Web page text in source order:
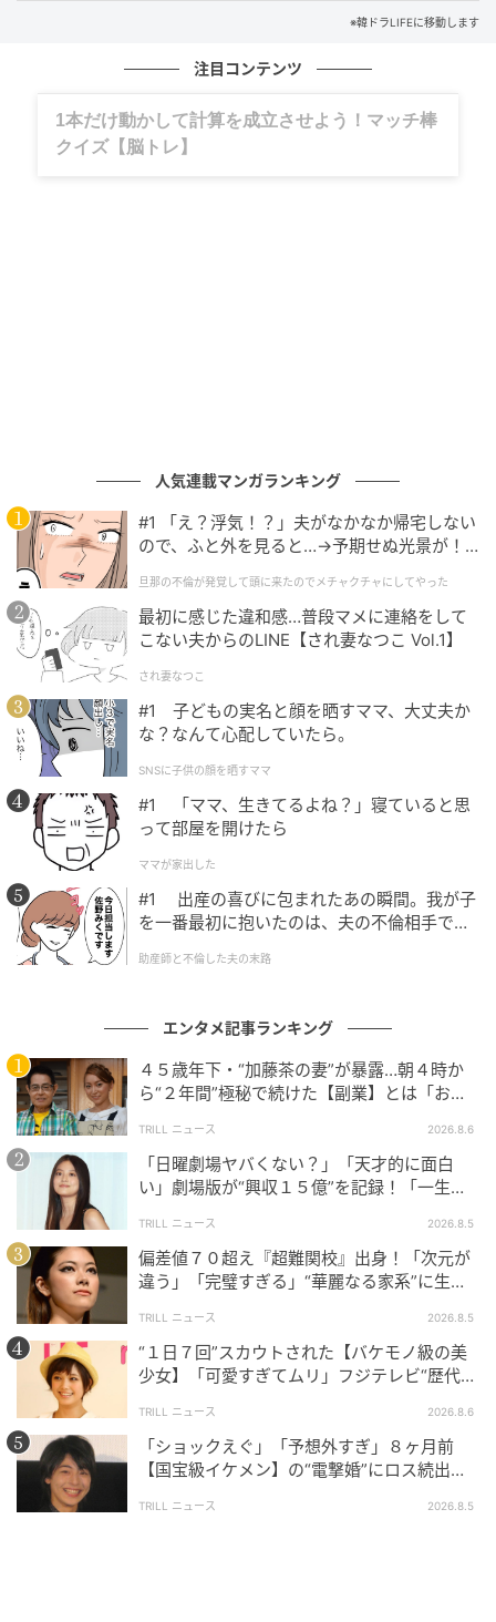
あわせて解禁されたキービジュアルでは、イ・ドンウ
クとキム・ヘジュン演じるジンマンとジアンのツーシ
ョットと共に「引き継ぎ完了」というキャッチコピー
が描かれた。
『殺し屋たちの店 ２』 ディズニープラスのスターにて7月に独占配信が決定
© 2026 Disney and its related entities
叔父と姪という特別な絆の裏に隠された秘密や、これ
まで明かされてこなかった真実、そして逃れることの
できない運命に、ジアンが正面から向き合う覚悟を感
じさせるビジュアルとなっている。
新たな戦いの幕開け予感させ、さらなる激闘と衝撃の
展開に期待が高まる！
※韓ドラLIFEに移動します
注目コンテンツ
グルメ、ギャグ、子育て、旅行記……全部、読
めます。
人気連載マンガランキング
#1 「え？浮気！？」夫がなかなか帰宅しない
ので、ふと外を見ると…→予期せぬ光景が！
クチャにしてやった
旦那の不倫が発覚して頭に来たのでメチャクチャにしてやった
最初に感じた違和感…普段マメに連絡をして
こない夫からのLINE【され妻なつこ Vol.1】
され妻なつこ
#1 子どもの実名と顔を晒すママ、大丈夫か
な？なんて心配していたら。
SNSに子供の顔を晒すママ
#1 「ママ、生きてるよね？」寝ていると思
って部屋を開けたら
ママが家出した
#1 出産の喜びに包まれたあの瞬間。我が子
を一番最初に抱いたのは、夫の不倫相手でし
助産師と不倫した夫の末路
エンタメ記事ランキング
４５歳年下・“加藤茶の妻”が暴露…朝４時か
ら“２年間”極秘で続けた【副業】とは「お金
TRILL ニュース 2026.8.6
「日曜劇場ヤバくない？」「天才的に面白
い」劇場版が“興収１５億”を記録！「一生言
TRILL ニュース 2026.8.5
偏差値７０超え『超難関校』出身！「次元が
違う」「完璧すぎる」“華麗なる家系”に生ま
TRILL ニュース 2026.8.5
“１日７回”スカウトされた【バケモノ級の美
少女】「可愛すぎてムリ」フジテレビ“歴代N
TRILL ニュース 2026.8.6
「ショックえぐ」「予想外すぎ」８ヶ月前
【国宝級イケメン】の“電撃婚”にロス続出！
TRILL ニュース 2026.8.5